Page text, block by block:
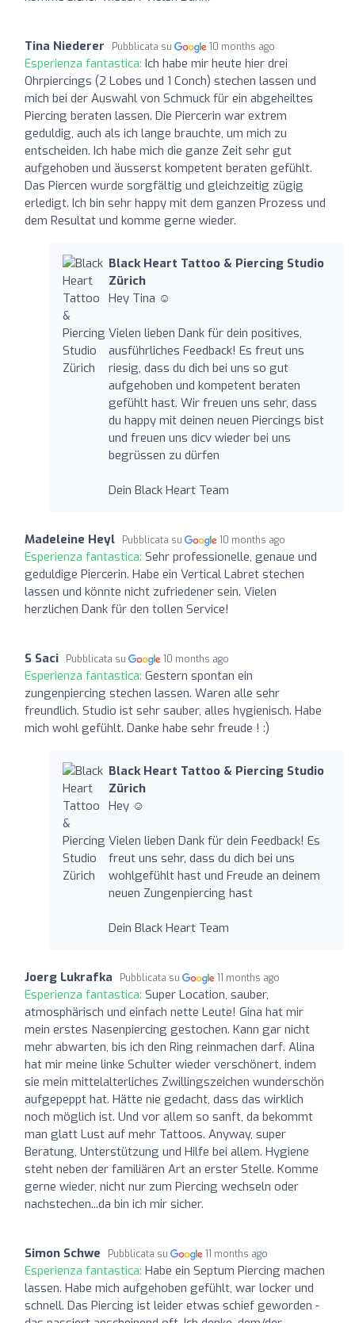
Tina Niederer Pubblicata su 10 months ago
Esperienza fantastica: Ich habe mir heute hier drei
Ohrpiercings (2 Lobes und 1 Conch) stechen lassen und
mich bei der Auswahl von Schmuck für ein abgeheiltes
Piercing beraten lassen. Die Piercerin war extrem
geduldig, auch als ich lange brauchte, um mich zu
entscheiden. Ich habe mich die ganze Zeit sehr gut
aufgehoben und äusserst kompetent beraten gefühlt.
Das Piercen wurde sorgfältig und gleichzeitig zügig
erledigt. Ich bin sehr happy mit dem ganzen Prozess und
dem Resultat und komme gerne wieder.
Black Heart Tattoo & Piercing Studio
Zürich
Hey Tina ☺️
Vielen lieben Dank für dein positives,
ausführliches Feedback! Es freut uns
riesig, dass du dich bei uns so gut
aufgehoben und kompetent beraten
gefühlt hast. Wir freuen uns sehr, dass
du happy mit deinen neuen Piercings bist
und freuen uns dicv wieder bei uns
begrüssen zu dürfen
Dein Black Heart Team
Madeleine Heyl Pubblicata su 10 months ago
Esperienza fantastica: Sehr professionelle, genaue und
geduldige Piercerin. Habe ein Vertical Labret stechen
lassen und könnte nicht zufriedener sein. Vielen
herzlichen Dank für den tollen Service!
S Saci Pubblicata su 10 months ago
Esperienza fantastica: Gestern spontan ein
zungenpiercing stechen lassen. Waren alle sehr
freundlich. Studio ist sehr sauber, alles hygienisch. Habe
mich wohl gefühlt. Danke habe sehr freude ! :)
Black Heart Tattoo & Piercing Studio
Zürich
Hey ☺️
Vielen lieben Dank für dein Feedback! Es
freut uns sehr, dass du dich bei uns
wohlgefühlt hast und Freude an deinem
neuen Zungenpiercing hast
Dein Black Heart Team
Joerg Lukrafka Pubblicata su 11 months ago
Esperienza fantastica: Super Location, sauber,
atmosphärisch und einfach nette Leute! Gina hat mir
mein erstes Nasenpiercing gestochen. Kann gar nicht
mehr abwarten, bis ich den Ring reinmachen darf. Alina
hat mir meine linke Schulter wieder verschönert, indem
sie mein mittelalterliches Zwillingszeichen wunderschön
aufgepeppt hat. Hätte nie gedacht, dass das wirklich
noch möglich ist. Und vor allem so sanft, da bekommt
man glatt Lust auf mehr Tattoos. Anyway, super
Beratung, Unterstützung und Hilfe bei allem. Hygiene
steht neben der familiären Art an erster Stelle. Komme
gerne wieder, nicht nur zum Piercing wechseln oder
nachstechen...da bin ich mir sicher.
Simon Schwe Pubblicata su 11 months ago
Esperienza fantastica: Habe ein Septum Piercing machen
lassen. Habe mich aufgehoben gefühlt, war locker und
schnell. Das Piercing ist leider etwas schief geworden -